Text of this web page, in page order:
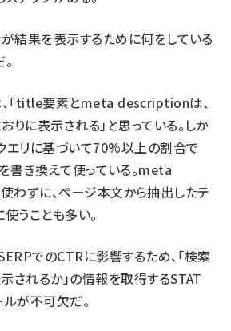
が結果を表示するために何をしている
「title要素とmeta descriptionは、
りに表示される」と思っている。しか
エリに基づいて70%以上の割合で
き換えて使っている。meta
ずに、ページ本文から抽出したテ
うことも多い。
でのCTRに影響するため、「検索
されるか」の情報を取得するSTAT
が不可欠だ。